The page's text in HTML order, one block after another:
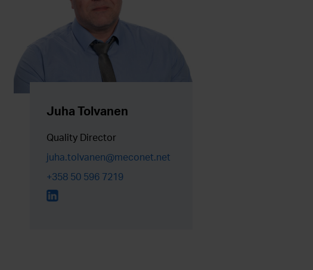
Juha Tolvanen
Quality Director
juha.tolvanen@meconet.net
+358 50 596 7219